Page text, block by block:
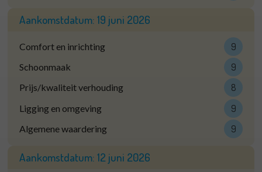
Aankomstdatum: 19 juni 2026
Comfort en inrichting 9
Schoonmaak 9
Prijs/kwaliteit verhouding 8
Ligging en omgeving 9
Algemene waardering 9
Aankomstdatum: 12 juni 2026